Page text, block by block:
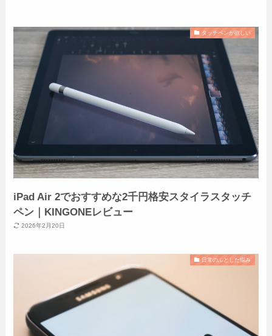
タッチペンが欲しい
iPad Air 2でおすすめな2千円格安スタイラスタッチ
ペン｜KINGONEレビュー
2026年2月20日
日常のふとした悩み